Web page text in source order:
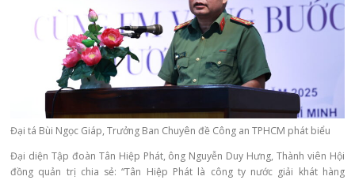
Đại tá Bùi Ngọc Giáp, Trưởng Ban Chuyên đề Công an TPHCM phát biểu
Đại diện Tập đoàn Tân Hiệp Phát, ông Nguyễn Duy Hưng, Thành viên Hội
đồng quản trị chia sẻ: “Tân Hiệp Phát là công ty nước giải khát hàng